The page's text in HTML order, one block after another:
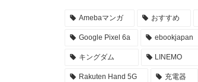
Amebaマンガ おすすめ
Google Pixel 6a ebookjapan
キングダム LINEMO
Rakuten Hand 5G 充電器